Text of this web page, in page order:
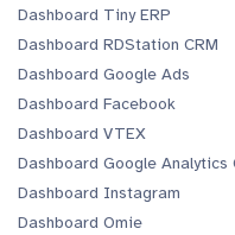
Dashboard Tiny ERP
Dashboard RDStation CRM
Dashboard Google Ads
Dashboard Facebook
Dashboard VTEX
Dashboard Google Analytics
Dashboard Instagram
Dashboard Omie